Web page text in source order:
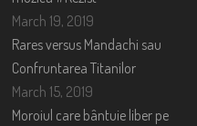
March 19, 2019
Rares versus Mandachi sau
Confruntarea Titanilor
March 15, 2019
Moroiul care bântuie liber pe